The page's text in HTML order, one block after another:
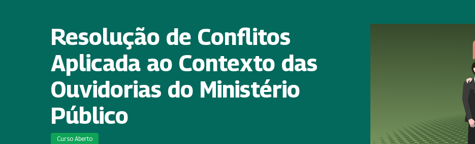
Resolução de Conflitos
Aplicada ao Contexto das
Ouvidorias do Ministério
Público
Curso Aberto